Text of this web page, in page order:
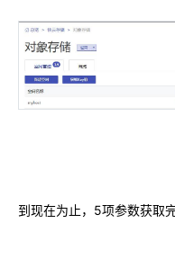
到现在为止，5项参数获取